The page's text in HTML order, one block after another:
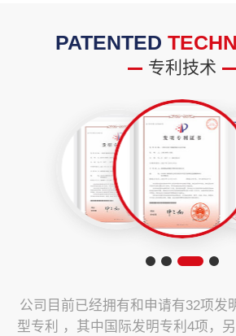
PATENTED
专利技术
公司目前已经拥有和申请有32项发
型专利 ，其中国际发明专利4项，